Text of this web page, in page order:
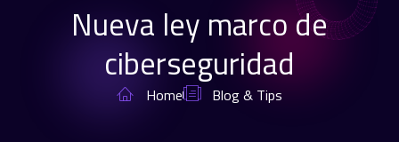
Nueva ley marco de
ciberseguridad
Home Blog & Tips